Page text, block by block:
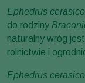
Ephedrus
do rodziny
naturalny wróg
rolnictwie i
Ephedrus